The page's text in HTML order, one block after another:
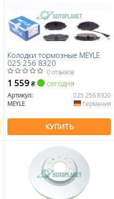
Колодки тормозные MEYLE
025 256 8320
0 отзывов
1 559 ₴ сегодня
Артикул:
025 256 8320
MEYLE
Германия
КУПИТЬ